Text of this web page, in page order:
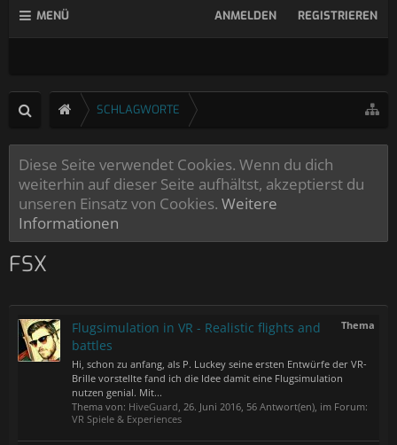
MENÜ ANMELDEN REGISTRIEREN
SCHLAGWORTE
Diese Seite verwendet Cookies. Wenn du dich
weiterhin auf dieser Seite aufhältst, akzeptierst du
unseren Einsatz von Cookies. Weitere
Informationen
FSX
Thema
Flugsimulation in VR - Realistic flights and
battles
Hi, schon zu anfang, als P. Luckey seine ersten Entwürfe der VR-
Brille vorstellte fand ich die Idee damit eine Flugsimulation
nutzen genial. Mit...
Thema von: HiveGuard, 26. Juni 2016, 56 Antwort(en), im Forum:
VR Spiele & Experiences